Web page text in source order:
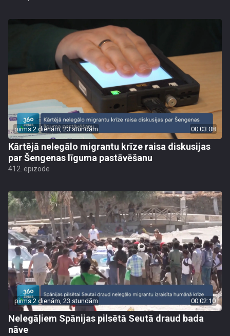
pirms 2 dienām, 23 stundām 00:03:08
Kārtējā nelegālo migrantu krīze raisa diskusijas
par Šengenas līguma pastāvēšanu
412. epizode
pirms 2 dienām, 23 stundām 00:02:10
Nelegāļiem Spānijas pilsētā Seutā draud bada
nāve